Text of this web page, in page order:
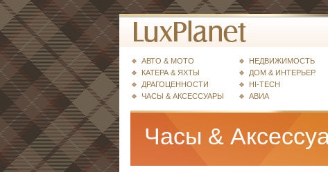
АВТО & МОТО
КАТЕРА & ЯХТЫ
ДРАГОЦЕННОСТИ
ЧАСЫ & АКСЕССУАРЫ
НЕДВИЖИМОСТЬ
ДОМ & ИНТЕРЬЕР
HI-TECH
АВИА
Часы &